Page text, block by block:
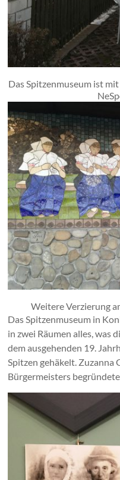
Das Spitzenmuseum ist
Weitere Verzierung
Das Spitzenmuseum in
in zwei Räumen alles, was
dem ausgehenden 19.
Spitzen gehäkelt. Zuzanna
Bürgermeisters